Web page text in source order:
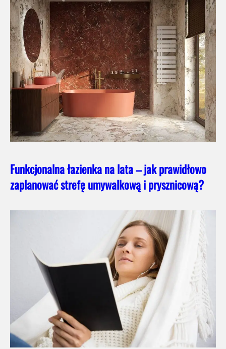
Funkcjonalna łazienka na lata – jak prawidłowo
zaplanować strefę umywalkową i prysznicową?